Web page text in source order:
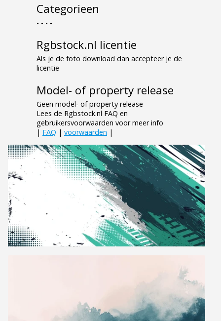
Categorieen
- - - -
Rgbstock.nl licentie
Als je de foto download dan accepteer je de
licentie
Model- of property release
Geen model- of property release
Lees de Rgbstock.nl FAQ en
gebruikersvoorwaarden voor meer info
| FAQ | voorwaarden |